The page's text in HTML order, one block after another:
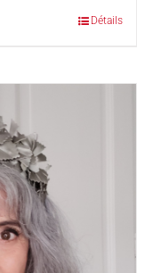
Détails